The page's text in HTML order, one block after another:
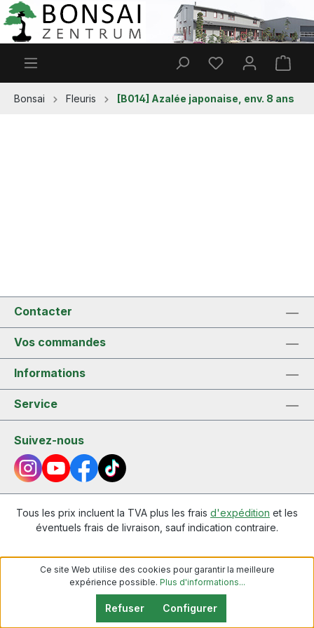
Passer au contenu principal
Vous avez 0 Le
Bonsai Fleuris [B014] Azalée japonaise, env. 8 ans
Contacter
Vos commandes
Informations
Service
Suivez-nous
Tous les prix incluent la TVA plus les frais d'expédition et les
éventuels frais de livraison, sauf indication contraire.
Ce site Web utilise des cookies pour garantir la meilleure
expérience possible. Plus d'informations...
Refuser Configurer